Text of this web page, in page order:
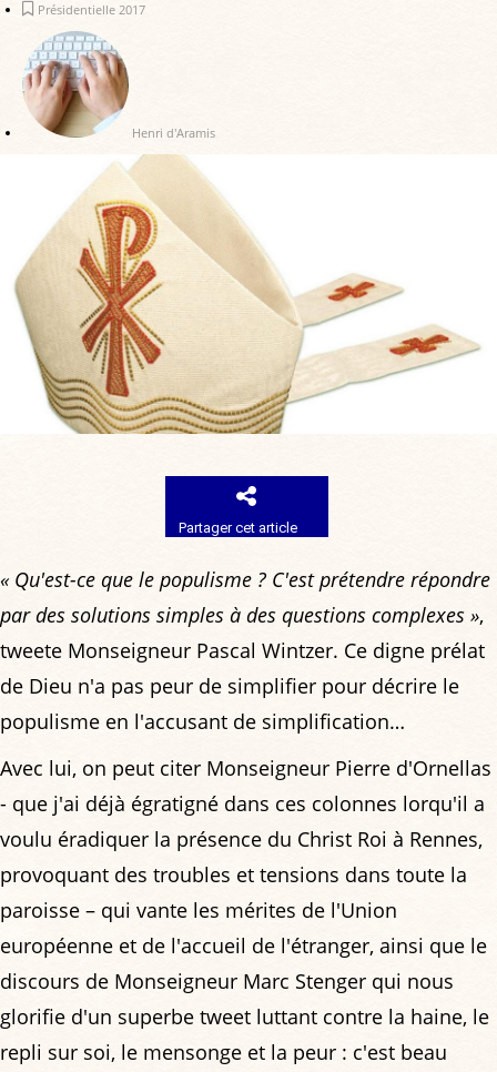
Présidentielle 2017
Henri d'Aramis
Partager cet article
« Qu'est-ce que le populisme ? C'est prétendre répondre
par des solutions simples à des questions complexes »,
tweete Monseigneur Pascal Wintzer. Ce digne prélat
de Dieu n'a pas peur de simplifier pour décrire le
populisme en l'accusant de simplification…
Avec lui, on peut citer Monseigneur Pierre d'Ornellas
- que j'ai déjà égratigné dans ces colonnes lorqu'il a
voulu éradiquer la présence du Christ Roi à Rennes,
provoquant des troubles et tensions dans toute la
paroisse – qui vante les mérites de l'Union
européenne et de l'accueil de l'étranger, ainsi que le
discours de Monseigneur Marc Stenger qui nous
glorifie d'un superbe tweet luttant contre la haine, le
repli sur soi, le mensonge et la peur : c'est beau